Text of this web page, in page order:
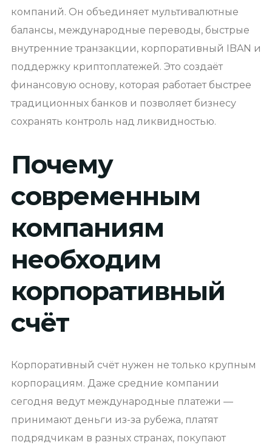
компаний. Он объединяет мультивалютные
балансы, международные переводы, быстрые
внутренние транзакции, корпоративный IBAN и
поддержку криптоплатежей. Это создаёт
финансовую основу, которая работает быстрее
традиционных банков и позволяет бизнесу
сохранять контроль над ликвидностью.
Почему
современным
компаниям
необходим
корпоративный
счёт
Корпоративный счёт нужен не только крупным
корпорациям. Даже средние компании
сегодня ведут международные платежи —
принимают деньги из-за рубежа, платят
подрядчикам в разных странах, покупают